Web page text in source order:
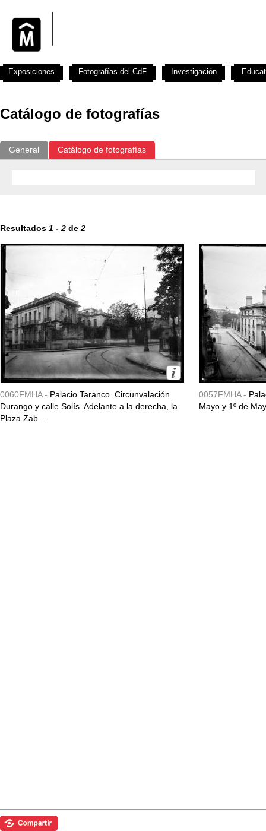
Catálogo de fotografías
General Catálogo de fotografías
Resultados 1 - 2 de 2
0060FMHA - Palacio Taranco. Circunvalación
Durango y calle Solís. Adelante a la derecha, la
Plaza Zab...
0057FMHA -
Mayo y 1º de
Exposiciones Fotografías del CdF Investigación